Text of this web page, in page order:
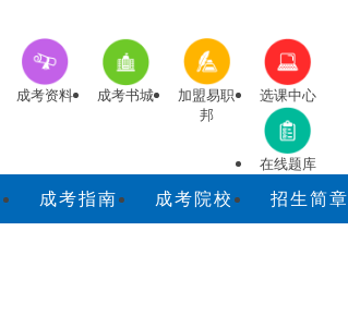
成考资料 成考书城
加盟易职
邦
选课中心
在线题库
成考指南 成考院校 招生简章